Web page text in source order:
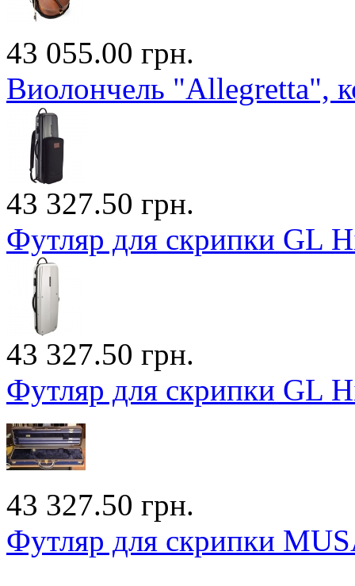
43 055.00 грн.
Виолончель "Allegretta",
43 327.50 грн.
Футляр для скрипки GL
43 327.50 грн.
Футляр для скрипки GL
43 327.50 грн.
Футляр для скрипки